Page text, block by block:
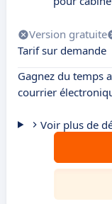
Version gratuite
Tarif sur demande
Gagnez du temps
courrier
Voir plus de